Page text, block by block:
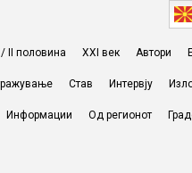
II половина XXI век Автори
Став Интервју
Информации Од регионот